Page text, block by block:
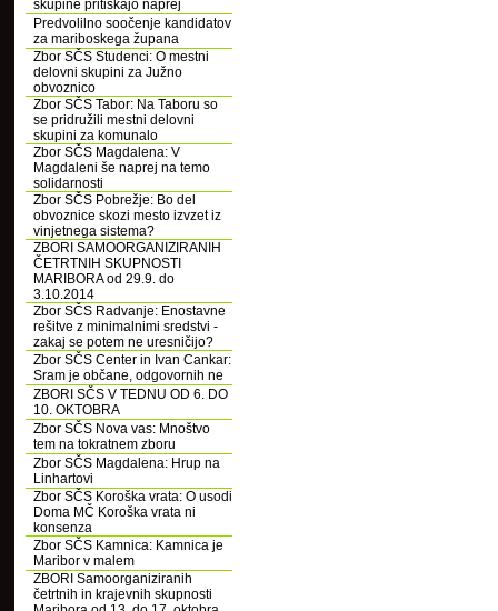
skupine pritiskajo naprej
Predvolilno soočenje kandidatov
za mariboskega župana
Zbor SČS Studenci: O mestni
delovni skupini za Južno
obvoznico
Zbor SČS Tabor: Na Taboru so
se pridružili mestni delovni
skupini za komunalo
Zbor SČS Magdalena: V
Magdaleni še naprej na temo
solidarnosti
Zbor SČS Pobrežje: Bo del
obvoznice skozi mesto izvzet iz
vinjetnega sistema?
ZBORI SAMOORGANIZIRANIH
ČETRTNIH SKUPNOSTI
MARIBORA od 29.9. do
3.10.2014
Zbor SČS Radvanje: Enostavne
rešitve z minimalnimi sredstvi -
zakaj se potem ne uresničijo?
Zbor SČS Center in Ivan Cankar:
Sram je občane, odgovornih ne
ZBORI SČS V TEDNU OD 6. DO
10. OKTOBRA
Zbor SČS Nova vas: Mnoštvo
tem na tokratnem zboru
Zbor SČS Magdalena: Hrup na
Linhartovi
Zbor SČS Koroška vrata: O usodi
Doma MČ Koroška vrata ni
konsenza
Zbor SČS Kamnica: Kamnica je
Maribor v malem
ZBORI Samoorganiziranih
četrtnih in krajevnih skupnosti